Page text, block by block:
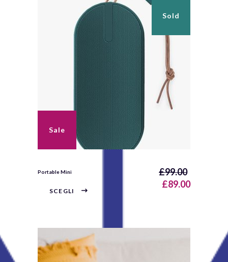
Sale
Sold
Portable Mini £99.00
£89.00
SCEGLI